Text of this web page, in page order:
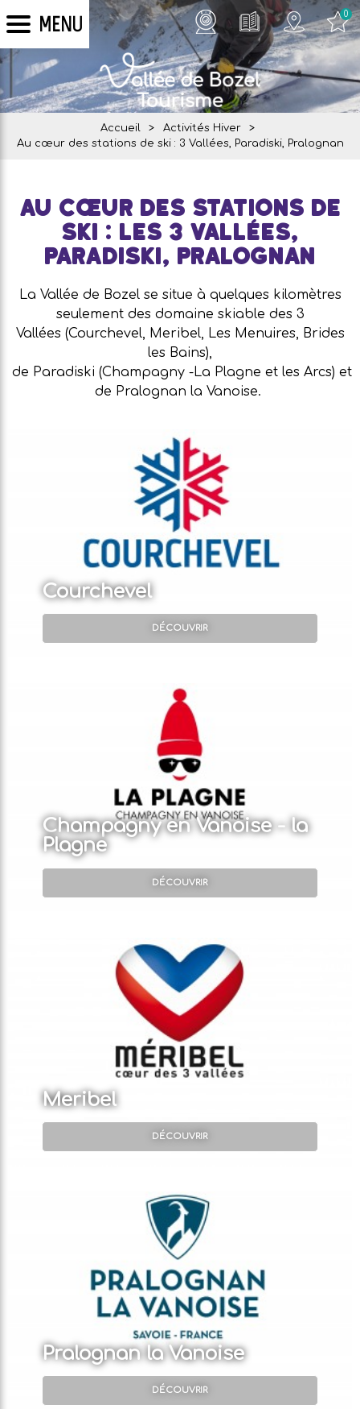
MENU 0
Accueil > Activités Hiver
>
Au cœur des stations de ski : 3 Vallées, Paradiski, Pralognan
Au cœur des stations de
ski : les 3 Vallées,
Paradiski, Pralognan
La Vallée de Bozel se situe à quelques kilomètres
seulement des domaine skiable des 3
Vallées (Courchevel, Meribel, Les Menuires, Brides
les Bains),
de Paradiski (Champagny -La Plagne et les Arcs) et
de Pralognan la Vanoise.
Courchevel
Champagny en Vanoise - la
Plagne
Meribel
Pralognan la Vanoise